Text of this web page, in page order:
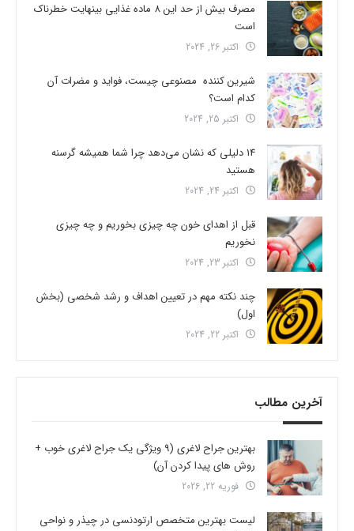
مصرف بیش از حد این 8 ماده غذایی بینهایت خطرناک
است
اکتبر 26, 2024
شیرین کننده مصنوعی چیست، فواید و مضرات آن
کدام است؟
اکتبر 25, 2024
14 دلیلی که نشان می‌دهد چرا شما همیشه گرسنه
هستید
اکتبر 24, 2024
قبل از اهدای خون چه چیزی بخوریم و چه چیزی
نخوریم
اکتبر 23, 2024
چند نکته مهم در تعیین اهداف و رشد شخصی (بخش
اول)
اکتبر 22, 2024
آخرین مطالب
بهترین جراح لاغری (9 ویژگی یک جراح لاغری خوب +
روش های پیدا کردن آن)
فوریه 22, 2026
لیست بهترین متخصص ارتودنسی در چیذر و نواحی